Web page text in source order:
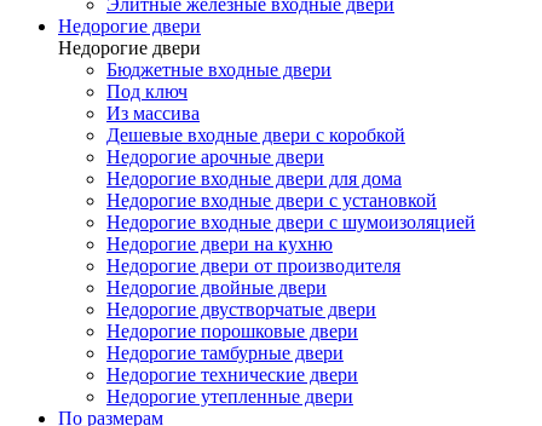
Элитные железные входные двери
Недорогие двери
Недорогие двери
Бюджетные входные двери
Под ключ
Из массива
Дешевые входные двери с коробкой
Недорогие арочные двери
Недорогие входные двери для дома
Недорогие входные двери с установкой
Недорогие входные двери с шумоизоляцией
Недорогие двери на кухню
Недорогие двери от производителя
Недорогие двойные двери
Недорогие двустворчатые двери
Недорогие порошковые двери
Недорогие тамбурные двери
Недорогие технические двери
Недорогие утепленные двери
По размерам